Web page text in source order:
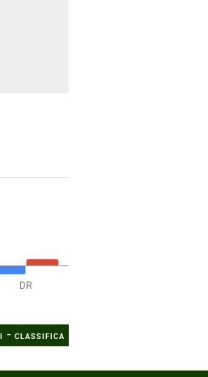
DR
- CLASSIFICA